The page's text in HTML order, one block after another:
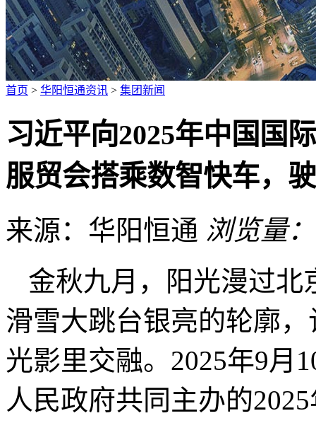
首页 > 华阳恒通资讯 > 集团新闻
习近平向2025年中国国
服贸会搭乘数智快车，
来源：华阳恒通 浏览量：
金秋九月，阳光漫过北
滑雪大跳台银亮的轮廓
光影里交融。2025年9月
人民政府共同主办的